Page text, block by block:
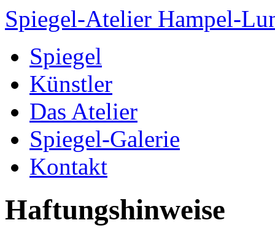
Spiegel-Atelier Hampel-
Spiegel
Künstler
Das Atelier
Spiegel-Galerie
Kontakt
Haftungshinweise